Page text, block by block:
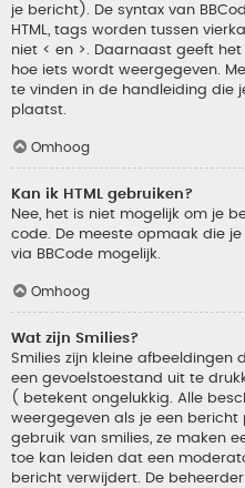
je bericht). De syntax van
HTML, tags worden tussen
niet < en >. Daarnaast geeft
hoe iets wordt weergegeven.
te vinden in de handleiding die
plaatst.
Omhoog
Kan ik HTML gebruiken?
Nee, het is niet mogelijk om je
code. De meeste opmaak die je
via BBCode mogelijk.
Omhoog
Wat zijn Smilies?
Smilies zijn kleine afbeeldingen
een gevoelstoestand uit te
( betekent ongelukkig. Alle
weergegeven als je een
gebruik van smilies, ze maken
toe kan leiden dat een
bericht verwijdert. De